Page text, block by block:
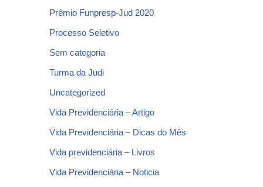
Prêmio Funpresp-Jud 2020
Processo Seletivo
Sem categoria
Turma da Judi
Uncategorized
Vida Previdenciária – Artigo
Vida Previdenciária – Dicas do Mês
Vida previdenciária – Livros
Vida Previdenciária – Noticia